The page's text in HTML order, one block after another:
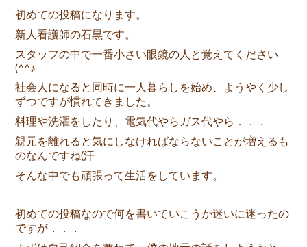
初めての投稿になります。
新人看護師の石黒です。
スタッフの中で一番小さい眼鏡の人と覚えてください
(^^♪
社会人になると同時に一人暮らしを始め、ようやく少し
ずつですが慣れてきました。
料理や洗濯をしたり、電気代やらガス代やら．．．
親元を離れると気にしなければならないことが増えるも
のなんですね(汗
そんな中でも頑張って生活をしています。
初めての投稿なので何を書いていこうか迷いに迷ったの
ですが．．．